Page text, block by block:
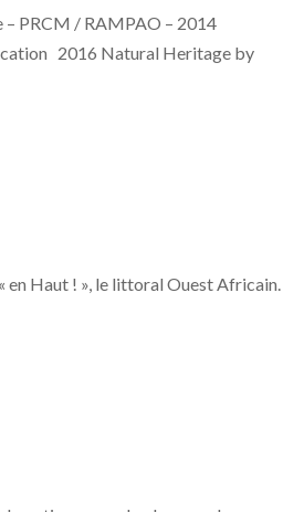
PRCM / RAMPAO – 2014
2016 Natural Heritage by
Haut ! », le littoral Ouest Africain.